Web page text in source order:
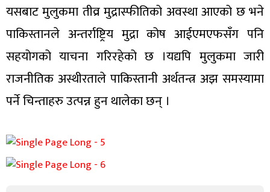
यसबाट मुलुकमा तीव्र मुद्रास्फीतिको अवस्था आएको छ भने
पाकिस्तानले अन्तर्राष्ट्रिय मुद्रा कोष आईएमएफसँग पनि
सहयोगको याचना गरिरहेको छ ।यद्यपि मुलुकमा जारी
राजनीतिक अस्थीरताले पाकिस्तानी अर्थतन्त्र अझ समस्यामा
पर्ने चिन्ताहरु उत्पन्न हुन थालेका छन् ।